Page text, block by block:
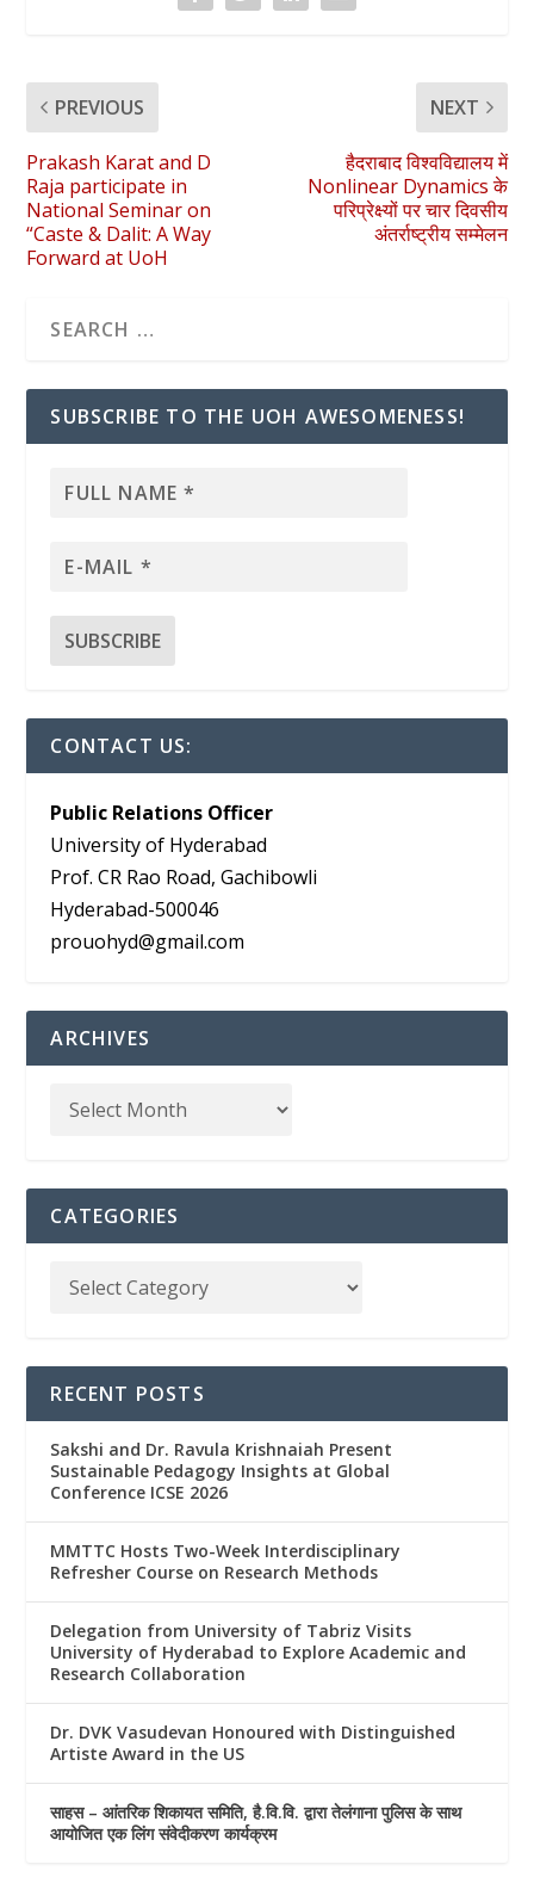
PREVIOUS
Prakash Karat and D
Raja participate in
National Seminar on
“Caste & Dalit: A Way
Forward at UoH
NEXT
हैदराबाद विश्वविद्यालय में
Nonlinear Dynamics के
परिप्रेक्ष्यों पर चार दिवसीय
अंतर्राष्ट्रीय सम्मेलन
SUBSCRIBE TO THE UOH AWESOMENESS!
CONTACT US:
Public Relations Officer
University of Hyderabad
Prof. CR Rao Road, Gachibowli
Hyderabad-500046
prouohyd@gmail.com
ARCHIVES
CATEGORIES
RECENT POSTS
Sakshi and Dr. Ravula Krishnaiah Present
Sustainable Pedagogy Insights at Global
Conference ICSE 2026
MMTTC Hosts Two-Week Interdisciplinary
Refresher Course on Research Methods
Delegation from University of Tabriz Visits
University of Hyderabad to Explore Academic and
Research Collaboration
Dr. DVK Vasudevan Honoured with Distinguished
Artiste Award in the US
साहस – आंतरिक शिकायत समिति, है.वि.वि. द्वारा तेलंगाना पुलिस के साथ
आयोजित एक लिंग संवेदीकरण कार्यक्रम